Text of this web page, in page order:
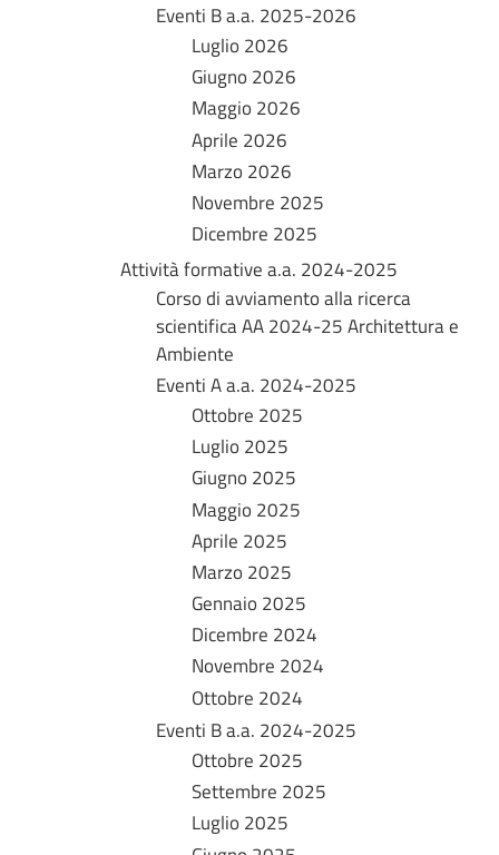
Eventi B a.a. 2025-2026
Luglio 2026
Giugno 2026
Maggio 2026
Aprile 2026
Marzo 2026
Novembre 2025
Dicembre 2025
Attività formative a.a. 2024-2025
Corso di avviamento alla ricerca
scientifica AA 2024-25 Architettura e
Ambiente
Eventi A a.a. 2024-2025
Ottobre 2025
Luglio 2025
Giugno 2025
Maggio 2025
Aprile 2025
Marzo 2025
Gennaio 2025
Dicembre 2024
Novembre 2024
Ottobre 2024
Eventi B a.a. 2024-2025
Ottobre 2025
Settembre 2025
Luglio 2025